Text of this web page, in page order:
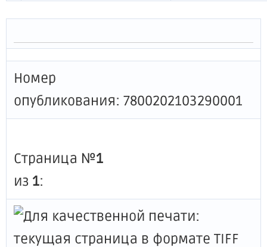
Номер
опубликования: 7800202103290001
Страница №1
из 1: